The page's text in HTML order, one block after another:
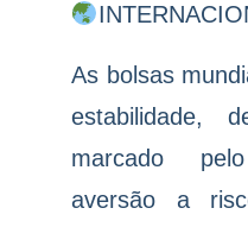
As bolsas
estabilidade,
marcado
aversão a